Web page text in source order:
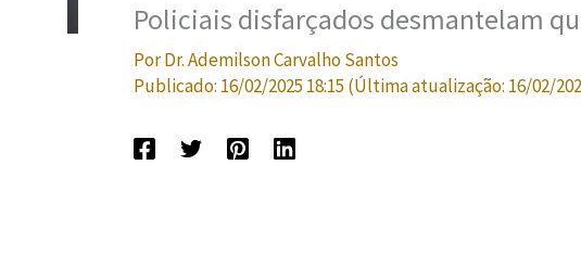
Policiais disfarçados desmantelam
PorDr. Ademilson Carvalho Santos
Publicado: 16/02/2025 18:15 (Última atualização: 16/02/